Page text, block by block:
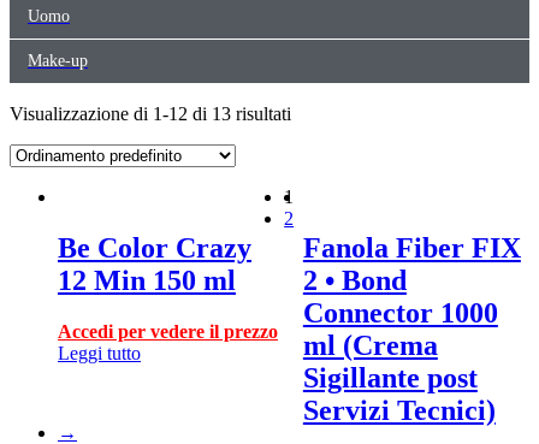
Uomo
Make-up
Visualizzazione di 1-12 di 13 risultati
Be Color Crazy
12 Min 150 ml
Accedi per vedere il prezzo
Leggi tutto
Fanola Fiber FIX
2 • Bond
Connector 1000
ml (Crema
Sigillante post
Servizi Tecnici)
1
2
→